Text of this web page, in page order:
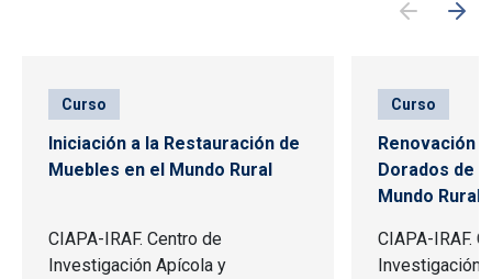
Curso
Iniciación a la Restauración de
Muebles en el Mundo Rural
CIAPA-IRAF. Centro de
Investigación Apícola y
Curso
Renovación
Dorados de
Mundo Rural
CIAPA-IRAF.
Investigación